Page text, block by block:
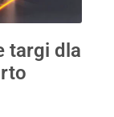
targi dla